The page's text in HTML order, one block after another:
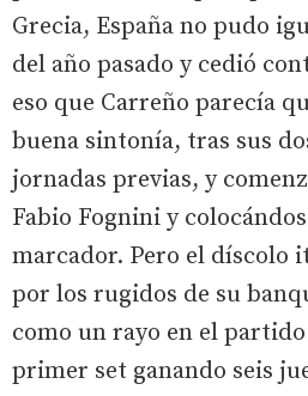
Grecia, España no pudo
del año pasado y cedió
eso que Carreño parecía
buena sintonía, tras sus
jornadas previas, y
Fabio Fognini y
marcador. Pero el díscolo
por los rugidos de su
como un rayo en el
primer set ganando seis